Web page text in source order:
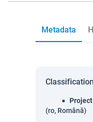
Metadata
Classification
(ro, Română)